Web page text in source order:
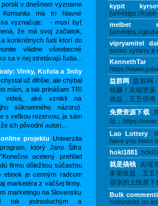
v dnešnom význame
má tri hlavné
sa vyznačuje: - musí byť
že má svoj začiatok,
konkrétnych ľudí ktorí do
vládne všeobecné
sa v nej stretávajú ľudia...
Vlnky, Kofola a 3nity
už dlhšie, ale chýbal
mám, a tak prinášam TRI
videá, aké vznikli na
súkromného názoru).
s veľkou rezervou, ja sám
ich pôvodní autori...
projektu Univerzita
ktorý Jano Šifra
ucelený prehľad
firmu dôležitou súčasťou
ebook je cenným radcom
marketéra z väčšej firmy.
marketingu na Slovensku
tak jednoduchým a
kypit
[url=https://
melbet
[url=https://
vipryamitel
волос купить
KennethTar:
https://
益群网 : 益群网
钱赚！尖端资源
收益，五五倍增
免费资源下载:
址：https://
Lao Lottery:
have you been
hoki1881:
就是搞钱: 尖端
多重收益，五五
嚣张的上线替下
Bulk
comments on